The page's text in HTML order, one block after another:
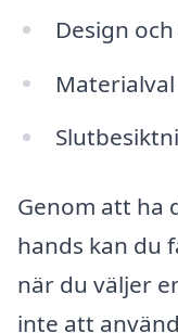
Design
Genom att ha
hands kan du
när du väljer
inte att